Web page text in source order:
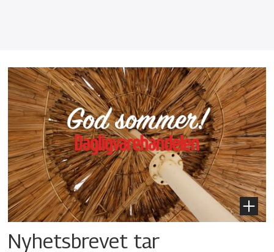
Nyhetsbrevet tar